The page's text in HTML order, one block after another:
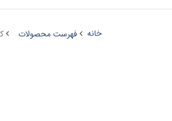
خانه فهرست محصولات